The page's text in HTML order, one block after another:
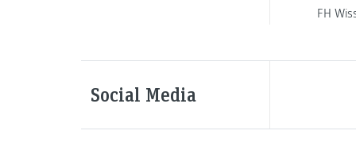
FH
Social Media